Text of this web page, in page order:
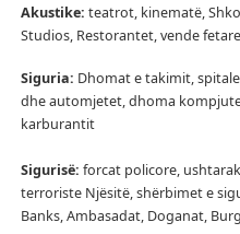
Akustike: teatrot, kinematë,
Studios, Restorantet, vende
Siguria: Dhomat e takimit,
dhe automjetet, dhoma
karburantit
Sigurisë: forcat policore,
terroriste Njësitë, shërbimet e
Banks, Ambasadat, Doganat,